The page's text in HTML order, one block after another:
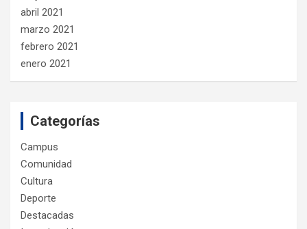
abril 2021
marzo 2021
febrero 2021
enero 2021
Categorías
Campus
Comunidad
Cultura
Deporte
Destacadas